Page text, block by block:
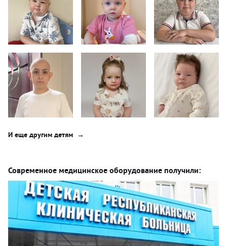
И еще другим детям
Современное медицинское оборудование получили: